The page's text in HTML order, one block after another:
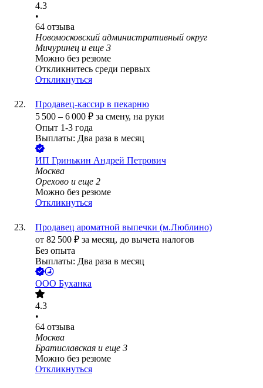
4.3
•
64 отзыва
Новомосковский административный округ
Мичуринец и еще 3
Можно без резюме
Откликнитесь среди первых
Откликнуться
Продавец-кассир в пекарню
5 500 – 6 000 ₽ за смену, на руки
Опыт 1-3 года
Выплаты: Два раза в месяц
ИП Гринькин Андрей Петрович
Москва
Орехово и еще 2
Можно без резюме
Откликнуться
Продавец ароматной выпечки (м.Люблино)
от 82 500 ₽ за месяц, до вычета налогов
Без опыта
Выплаты: Два раза в месяц
ООО Буханка
4.3
•
64 отзыва
Москва
Братиславская и еще 3
Можно без резюме
Откликнуться